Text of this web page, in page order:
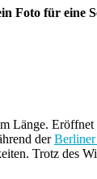
Foto für eine
Länge. Eröffnet
der
Trotz des